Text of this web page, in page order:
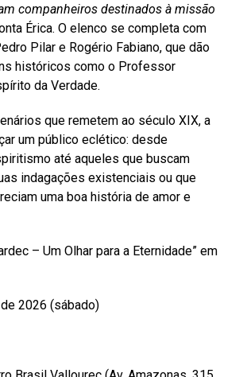
companheiros destinados à missão
Érica. O elenco se completa com
Pilar e Rogério Fabiano, que dão
históricos como o Professor
da Verdade.
que remetem ao século XIX, a
um público eclético: desde
até aqueles que buscam
indagações existenciais ou que
uma boa história de amor e
– Um Olhar para a Eternidade” em
2026 (sábado)